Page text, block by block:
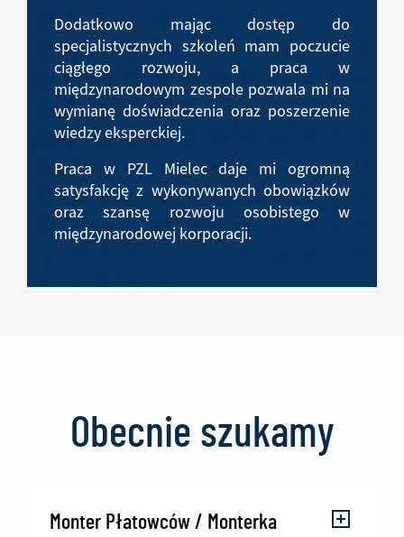
Dodatkowo mając dostęp do
specjalistycznych szkoleń mam poczucie
ciągłego rozwoju, a praca w
międzynarodowym zespole pozwala mi na
wymianę doświadczenia oraz poszerzenie
wiedzy eksperckiej.
Praca w PZL Mielec daje mi ogromną
satysfakcję z wykonywanych obowiązków
oraz szansę rozwoju osobistego w
międzynarodowej korporacji.
Obecnie szukamy
Monter Płatowców / Monterka